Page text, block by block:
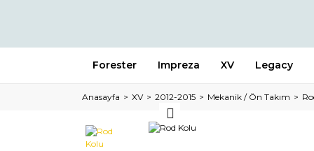
Forester Impreza XV Legacy
Anasayfa XV 2012-2015 Mekanik / Ön Takım